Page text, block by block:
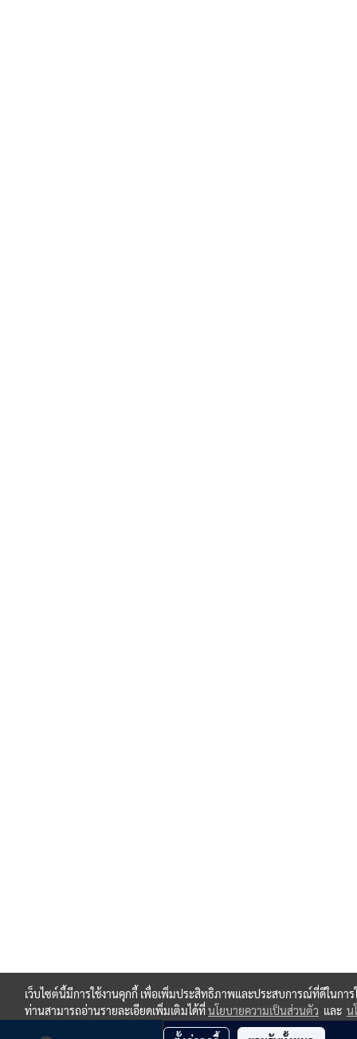
เว็บไซต์นี้มีการใช้งานคุกกี้ เพื่อเพิ่มประสิทธิภาพและประสบการณ์ที่ดีในการ
ท่านสามารถอ่านรายละเอียดเพิ่มเติมได้ที่นโยบายความเป็นส่วนตัว และ น